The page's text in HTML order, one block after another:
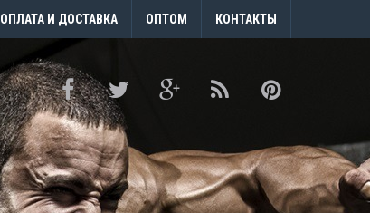
ОПЛАТА И ДОСТАВКА ОПТОМ КОНТАКТЫ